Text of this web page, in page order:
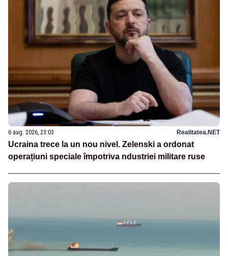
6 aug. 2026, 23:03 Realitatea.NET
Ucraina trece la un nou nivel. Zelenski a ordonat
operațiuni speciale împotriva ndustriei militare ruse